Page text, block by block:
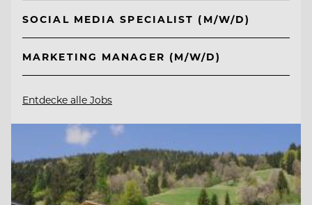
SOCIAL MEDIA SPECIALIST (M/W/D)
MARKETING MANAGER (M/W/D)
Entdecke alle Jobs